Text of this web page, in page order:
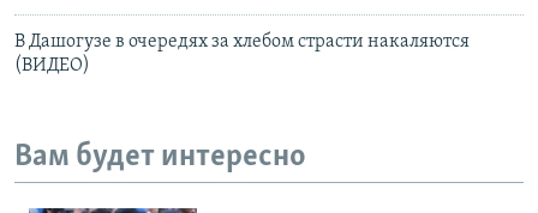
В Дашогузе в очередях за хлебом страсти накаляются
(ВИДЕО)
Вам будет интересно